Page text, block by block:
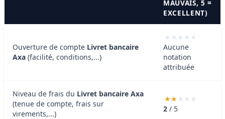
MAUVAIS, 5 =
EXCELLENT)
Ouverture de compte Livret bancaire
Axa (facilité, conditions,...)
Aucune
notation
attribuée
Niveau de frais du Livret bancaire Axa
(tenue de compte, frais sur
virements,...)
2 / 5